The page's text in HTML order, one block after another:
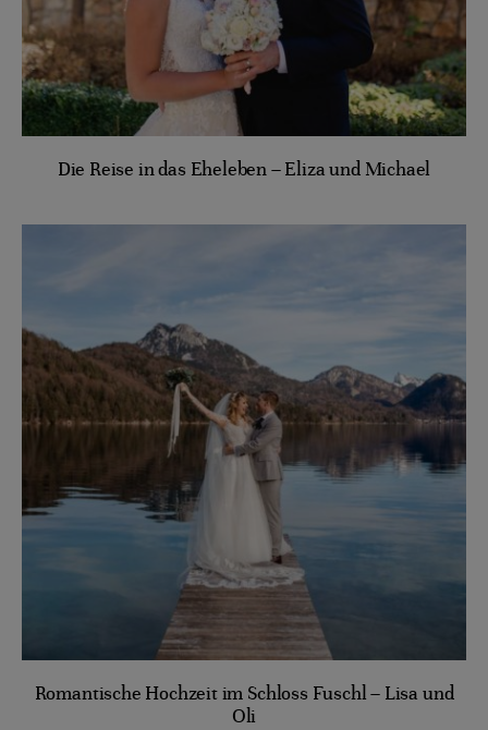
Die Reise in das Eheleben – Eliza und Michael
Romantische Hochzeit im Schloss Fuschl – Lisa und
Oli